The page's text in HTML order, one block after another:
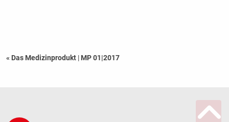
« Das Medizinprodukt | MP 01|2017